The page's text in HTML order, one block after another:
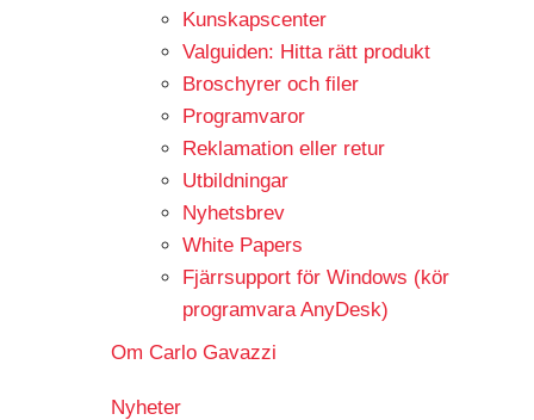
Kunskapscenter
Valguiden: Hitta rätt produkt
Broschyrer och filer
Programvaror
Reklamation eller retur
Utbildningar
Nyhetsbrev
White Papers
Fjärrsupport för Windows (kör
programvara AnyDesk)
Om Carlo Gavazzi
Nyheter